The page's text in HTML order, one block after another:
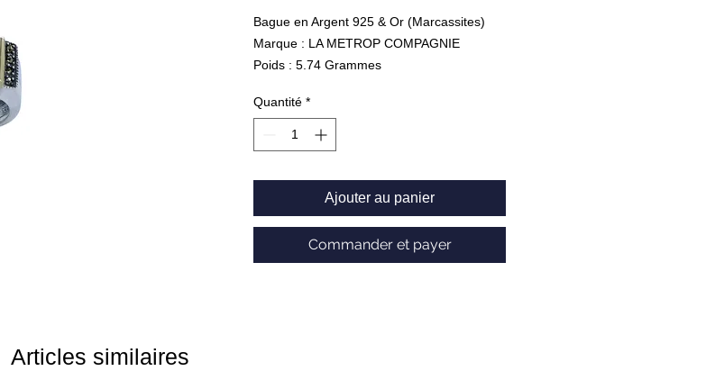
Bague en Argent 925 & Or (Marcassites)
Marque : LA METROP COMPAGNIE
Poids : 5.74 Grammes
Quantité *
Ajouter au panier
Commander et payer
Articles similaires